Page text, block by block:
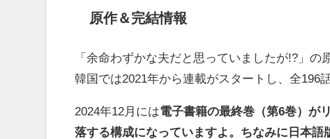
原作＆完結情報
「余命わずかな夫だと思っていましたが!?」の
韓国では2021年から連載がスタートし、全196
2024年12月には電子書籍の最終巻（第6巻）が
落する構成になっていますよ。ちなみに日本語